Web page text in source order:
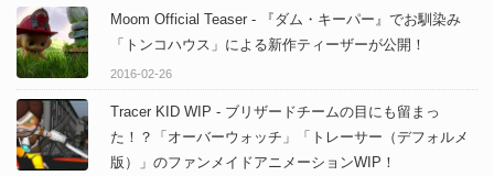
Moom Official Teaser - 『ダム・キーパー』でお馴染み
「トンコハウス」による新作ティーザーが公開！
2016-02-26
Tracer KID WIP - ブリザードチームの目にも留まっ
た！？「オーバーウォッチ」「トレーサー（デフォルメ
版）」のファンメイドアニメーションWIP！